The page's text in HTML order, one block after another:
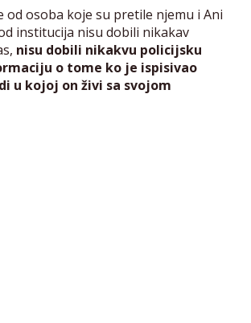
od osoba koje su pretile njemu i Ani
institucija nisu dobili nikakav
nisu dobili nikakvu policijsku
o tome ko je ispisivao
u kojoj on živi sa svojom